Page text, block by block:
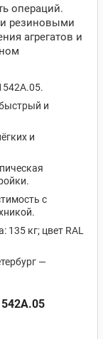
операций.
резиновыми
агрегатов и
и
и
с
кг; цвет RAL
—